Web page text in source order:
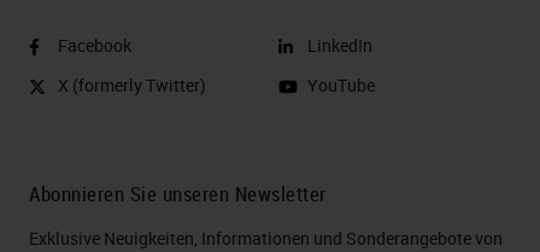
Facebook
X (formerly Twitter)
LinkedIn
YouTube
Abonnieren Sie unseren Newsletter
Exklusive Neuigkeiten, Informationen und Sonderangebote von